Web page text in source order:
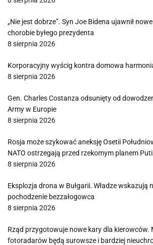
„Nie jest dobrze”. Syn Joe Bidena ujawnił
chorobie byłego prezydenta
8 sierpnia 2026
Korporacyjny wyścig kontra domowa
8 sierpnia 2026
Gen. Charles Costanza odsunięty od
Army w Europie
8 sierpnia 2026
Rosja może szykować aneksję Osetii
NATO ostrzegają przed rzekomym planem
8 sierpnia 2026
Eksplozja drona w Bułgarii. Władze wskazują
pochodzenie bezzałogowca
8 sierpnia 2026
Rząd przygotowuje nowe kary dla kierowców.
fotoradarów będą surowsze i bardziej